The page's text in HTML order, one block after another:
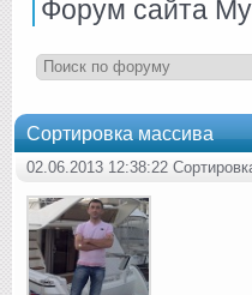
Форум сайта
Сортировка массива
02.06.2013 12:38:22